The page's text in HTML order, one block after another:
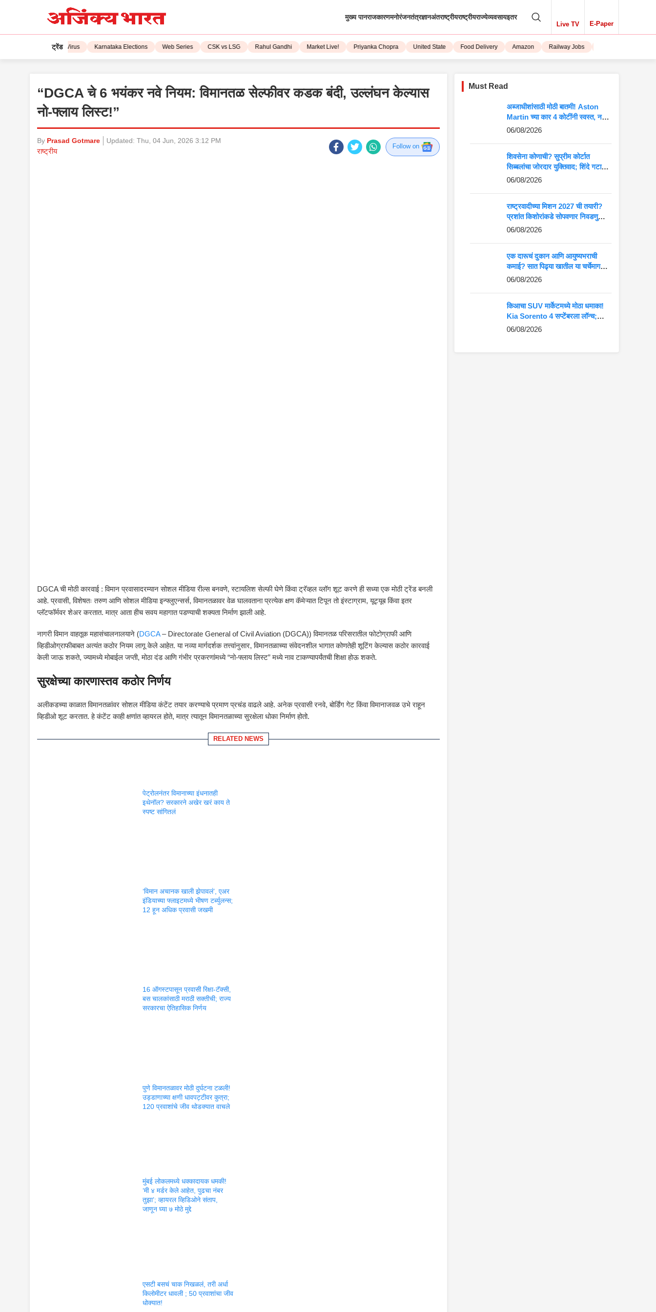
मुख्य पानराजकारणमनोरंजनतंत्रज्ञानअंतराष्ट्रीयराष्ट्रीयराज्येव्यवसायइतर
Live TV E-Paper
ट्रेंड
Corona Virus Karnataka Elections Web Series CSK vs LSG Rahul Gandhi Market Live! Priyanka Chopra United State Food Delivery Amazon Railway Jobs iPhone 15
“DGCA चे 6 भयंकर नवे नियम: विमानतळ सेल्फीवर कडक बंदी, उल्लंघन केल्यास
नो-फ्लाय लिस्ट!”
By Prasad Gotmare Updated: Thu, 04 Jun, 2026 3:12 PM
राष्ट्रीय
Follow on
DGCA ची मोठी कारवाई : विमान प्रवासादरम्यान सोशल मीडिया रील्स बनवणे, स्टायलिश सेल्फी घेणे किंवा ट्रॅव्हल व्लॉग शूट करणे ही सध्या एक मोठी ट्रेंड बनली
आहे. प्रवासी, विशेषतः तरुण आणि सोशल मीडिया इन्फ्लुएन्सर्स, विमानतळावर वेळ घालवताना प्रत्येक क्षण कॅमेऱ्यात टिपून तो इंस्टाग्राम, यूट्यूब किंवा इतर
प्लॅटफॉर्मवर शेअर करतात. मात्र आता हीच सवय महागात पडण्याची शक्यता निर्माण झाली आहे.
नागरी विमान वाहतूक महासंचालनालयाने (DGCA– Directorate General of Civil Aviation (DGCA)) विमानतळ परिसरातील फोटोग्राफी आणि
व्हिडीओग्राफीबाबत अत्यंत कठोर नियम लागू केले आहेत. या नव्या मार्गदर्शक तत्त्वांनुसार, विमानतळाच्या संवेदनशील भागात कोणतेही शूटिंग केल्यास कठोर कारवाई
केली जाऊ शकते, ज्यामध्ये मोबाईल जप्ती, मोठा दंड आणि गंभीर प्रकरणांमध्ये “नो-फ्लाय लिस्ट” मध्ये नाव टाकण्यापर्यंतची शिक्षा होऊ शकते.
सुरक्षेच्या कारणास्तव कठोर निर्णय
अलीकडच्या काळात विमानतळांवर सोशल मीडिया कंटेंट तयार करण्याचे प्रमाण प्रचंड वाढले आहे. अनेक प्रवासी रनवे, बोर्डिंग गेट किंवा विमानाजवळ उभे राहून
व्हिडीओ शूट करतात. हे कंटेंट काही क्षणांत व्हायरल होते, मात्र त्यातून विमानतळाच्या सुरक्षेला धोका निर्माण होतो.
RELATED NEWS
पेट्रोलनंतर विमानाच्या इंधनातही
इथेनॉल? सरकारने अखेर खरं काय ते
स्पष्ट सांगितलं
‘विमान अचानक खाली झेपावलं’, एअर
इंडियाच्या फ्लाइटमध्ये भीषण टर्ब्युलन्स;
12 हून अधिक प्रवासी जखमी
16 ऑगस्टपासून प्रवासी रिक्षा-टॅक्सी,
बस चालकांसाठी मराठी सक्तीची; राज्य
सरकारचा ऐतिहासिक निर्णय
पुणे विमानतळावर मोठी दुर्घटना टळली!
उड्डाणाच्या क्षणी धावपट्टीवर कुत्रा;
120 प्रवाशांचे जीव थोडक्यात वाचले
मुंबई लोकलमध्ये धक्कादायक धमकी!
‘मी ४ मर्डर केले आहेत, पुढचा नंबर
तुझा’; व्हायरल व्हिडिओने संताप,
जाणून घ्या ७ मोठे मुद्दे
एसटी बसचं चाक निखळलं, तरी अर्धा
किलोमीटर धावली ; 50 प्रवाशांचा जीव
धोक्यात!
Must Read
अब्जाधीशांसाठी मोठी बातमी! Aston
Martin च्या कार 4 कोटींनी स्वस्त, नवीन
किंमत पाहून बसेल धक्का
06/08/2026
शिवसेना कोणाची? सुप्रीम कोर्टात
सिब्बलांचा जोरदार युक्तिवाद; शिंदे गटाच्या
अडचणी वाढणार?
06/08/2026
राष्ट्रवादीच्या मिशन 2027 ची तयारी?
प्रशांत किशोरांकडे सोपवणार निवडणुकीची
कमान?
06/08/2026
एक दारूचं दुकान आणि आयुष्यभराची
कमाई? सात पिढ्या खातील या चर्चेमागचं
खरं गणित जाणून घ्या
06/08/2026
किआचा SUV मार्केटमध्ये मोठा धमाका!
Kia Sorento 4 सप्टेंबरला लॉन्च;
Fortuner-Kodiaq ला देणार थेट
06/08/2026